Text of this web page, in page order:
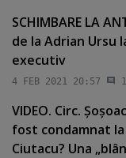
SCHIMBARE LA
de la Adrian Ursu
executiv
4 FEB 2021 20:57
VIDEO. Circ.
fost condamnat la
Ciutacu? Una